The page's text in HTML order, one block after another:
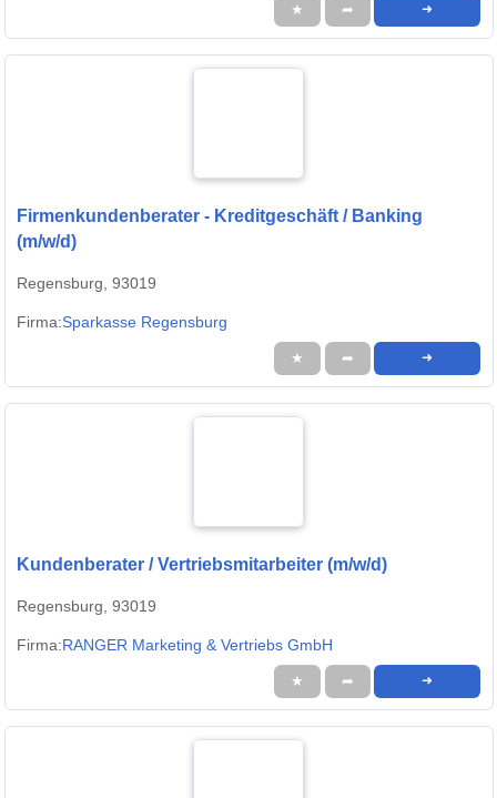
★ ➦ ➜
Firmenkundenberater - Kreditgeschäft / Banking
(m/w/d)
Regensburg, 93019
Firma:Sparkasse Regensburg
★ ➦ ➜
Kundenberater / Vertriebsmitarbeiter (m/w/d)
Regensburg, 93019
Firma:RANGER Marketing & Vertriebs GmbH
★ ➦ ➜